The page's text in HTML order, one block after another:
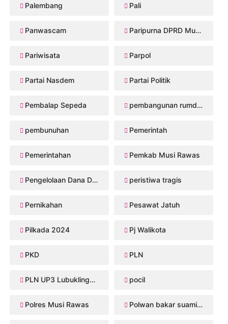
Palembang Pali
Panwascam Paripurna DPRD Musi Rawas
Pariwisata Parpol
Partai Nasdem Partai Politik
Pembalap Sepeda pembangunan rumdis Musi Rawas
pembunuhan Pemerintah
Pemerintahan Pemkab Musi Rawas
Pengelolaan Dana Desa peristiwa tragis
Pernikahan Pesawat Jatuh
Pilkada 2024 Pj Walikota
PKD PLN
PLN UP3 Lubuklinggau pocil
Polres Musi Rawas Polwan bakar suaminya